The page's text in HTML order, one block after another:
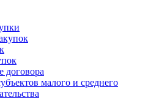
договора
малого и среднего